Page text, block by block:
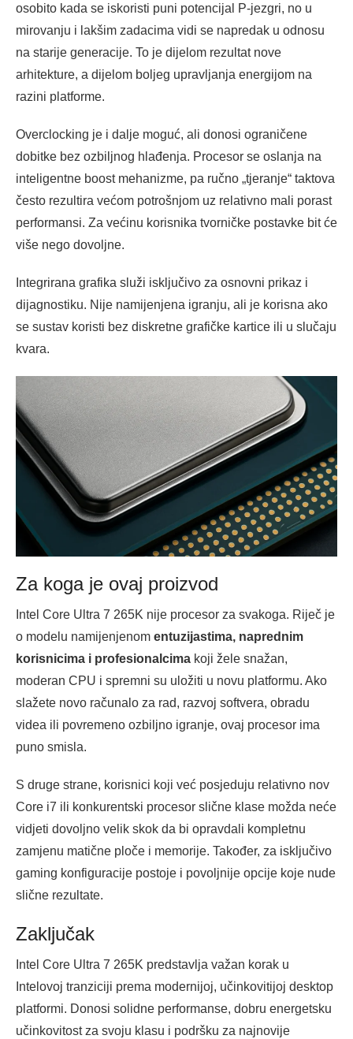
osobito kada se iskoristi puni potencijal P-jezgri, no u
mirovanju i lakšim zadacima vidi se napredak u odnosu
na starije generacije. To je dijelom rezultat nove
arhitekture, a dijelom boljeg upravljanja energijom na
razini platforme.
Overclocking je i dalje moguć, ali donosi ograničene
dobitke bez ozbiljnog hlađenja. Procesor se oslanja na
inteligentne boost mehanizme, pa ručno „tjeranje“ taktova
često rezultira većom potrošnjom uz relativno mali porast
performansi. Za većinu korisnika tvorničke postavke bit će
više nego dovoljne.
Integrirana grafika služi isključivo za osnovni prikaz i
dijagnostiku. Nije namijenjena igranju, ali je korisna ako
se sustav koristi bez diskretne grafičke kartice ili u slučaju
kvara.
Za koga je ovaj proizvod
Intel Core Ultra 7 265K nije procesor za svakoga. Riječ je
o modelu namijenjenom entuzijastima, naprednim
korisnicima i profesionalcima koji žele snažan,
moderan CPU i spremni su uložiti u novu platformu. Ako
slažete novo računalo za rad, razvoj softvera, obradu
videa ili povremeno ozbiljno igranje, ovaj procesor ima
puno smisla.
S druge strane, korisnici koji već posjeduju relativno nov
Core i7 ili konkurentski procesor slične klase možda neće
vidjeti dovoljno velik skok da bi opravdali kompletnu
zamjenu matične ploče i memorije. Također, za isključivo
gaming konfiguracije postoje i povoljnije opcije koje nude
slične rezultate.
Zaključak
Intel Core Ultra 7 265K predstavlja važan korak u
Intelovoj tranziciji prema modernijoj, učinkovitijoj desktop
platformi. Donosi solidne performanse, dobru energetsku
učinkovitost za svoju klasu i podršku za najnovije